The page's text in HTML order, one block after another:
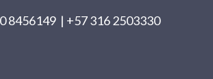
8456149 | +57 316 2503330